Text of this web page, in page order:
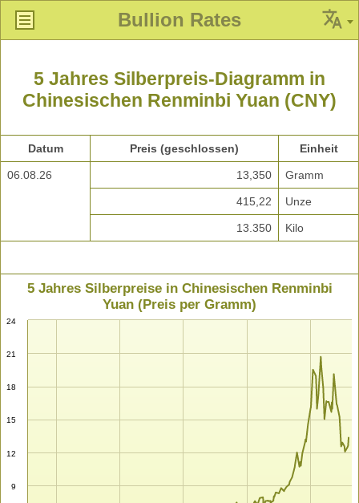
Bullion Rates
5 Jahres Silberpreis-Diagramm in
Chinesischen Renminbi Yuan (CNY)
Datum Preis (geschlossen) Einheit
06.08.26 13,350 Gramm
415,22 Unze
13.350 Kilo
5 Jahres Silberpreise in Chinesischen Renminbi
Yuan (Preis per Gramm)
9
12
15
18
21
24